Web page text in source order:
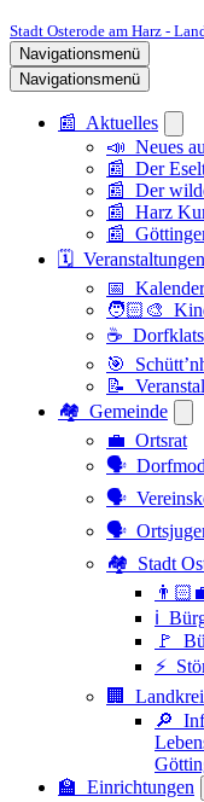
Stadt Osterode am Harz -
Navigationsmenü
Navigationsmenü
📰 Aktuelles
📣 Neues
📰 Der
📰 Der
📰 Harz
📰
🗓️ Veranstaltungen
📅 Kalender
🧑🏻‍🎨
☕
🎯
📝
🏘️ Gemeinde
💼 Ortsrat
🗣️
🗣️
🗣️
🏘️ Stadt
ℹ️
🚩
⚡
🏢
🔎
🏫 Einrichtungen